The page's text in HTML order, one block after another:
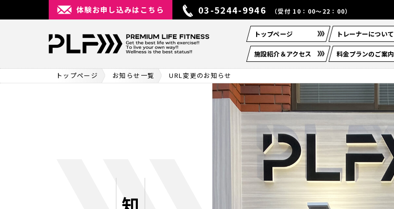
体験お申し込みはこちら 03-5244-9946 （受付 10：00～22：00）
トップページ トレーナーについて
施設紹介＆アクセス 料金プランのご案内
トップページ お知らせ一覧 URL変更のお知らせ